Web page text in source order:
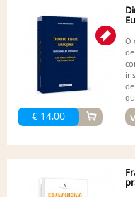
€ 14,00
O